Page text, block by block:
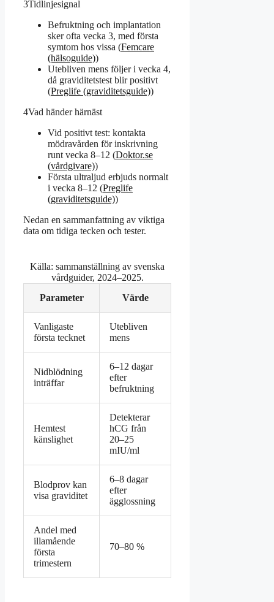
3Tidlinjesignal
Befruktning och implantation
sker ofta vecka 3, med första
symtom hos vissa (Femcare
(hälsoguide))
Utebliven mens följer i vecka 4,
då graviditetstest blir positivt
(Preglife (graviditetsguide))
4Vad händer härnäst
Vid positivt test: kontakta
mödravården för inskrivning
runt vecka 8–12 (Doktor.se
(vårdgivare))
Första ultraljud erbjuds normalt
i vecka 8–12 (Preglife
(graviditetsguide))
Nedan en sammanfattning av viktiga
data om tidiga tecken och tester.
Källa: sammanställning av svenska
vårdguider, 2024–2025.
Parameter
Värde
Vanligaste
första tecknet
Utebliven
mens
Nidblödning
inträffar
6–12 dagar
efter
befruktning
Hemtest
känslighet
Detekterar
hCG från
20–25
mIU/ml
Blodprov kan
visa graviditet
6–8 dagar
efter
ägglossning
Andel med
illamående
första
trimestern
70–80 %